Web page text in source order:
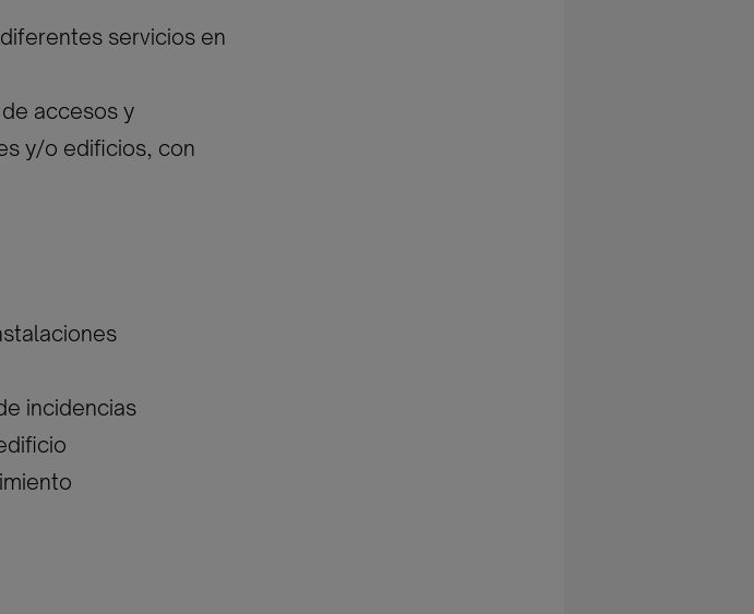
servicios en
accesos y
y/o edificios, con
incidencias